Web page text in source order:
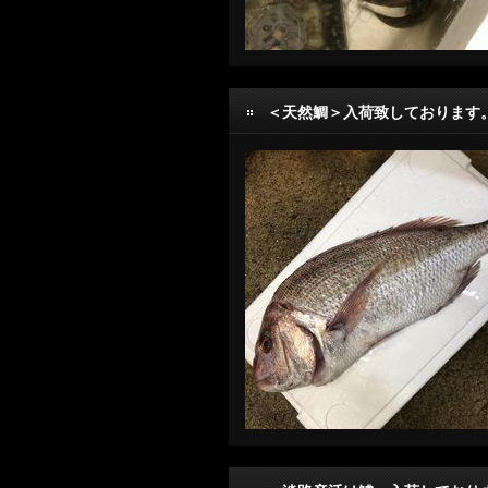
＜天然鯛＞入荷致しております